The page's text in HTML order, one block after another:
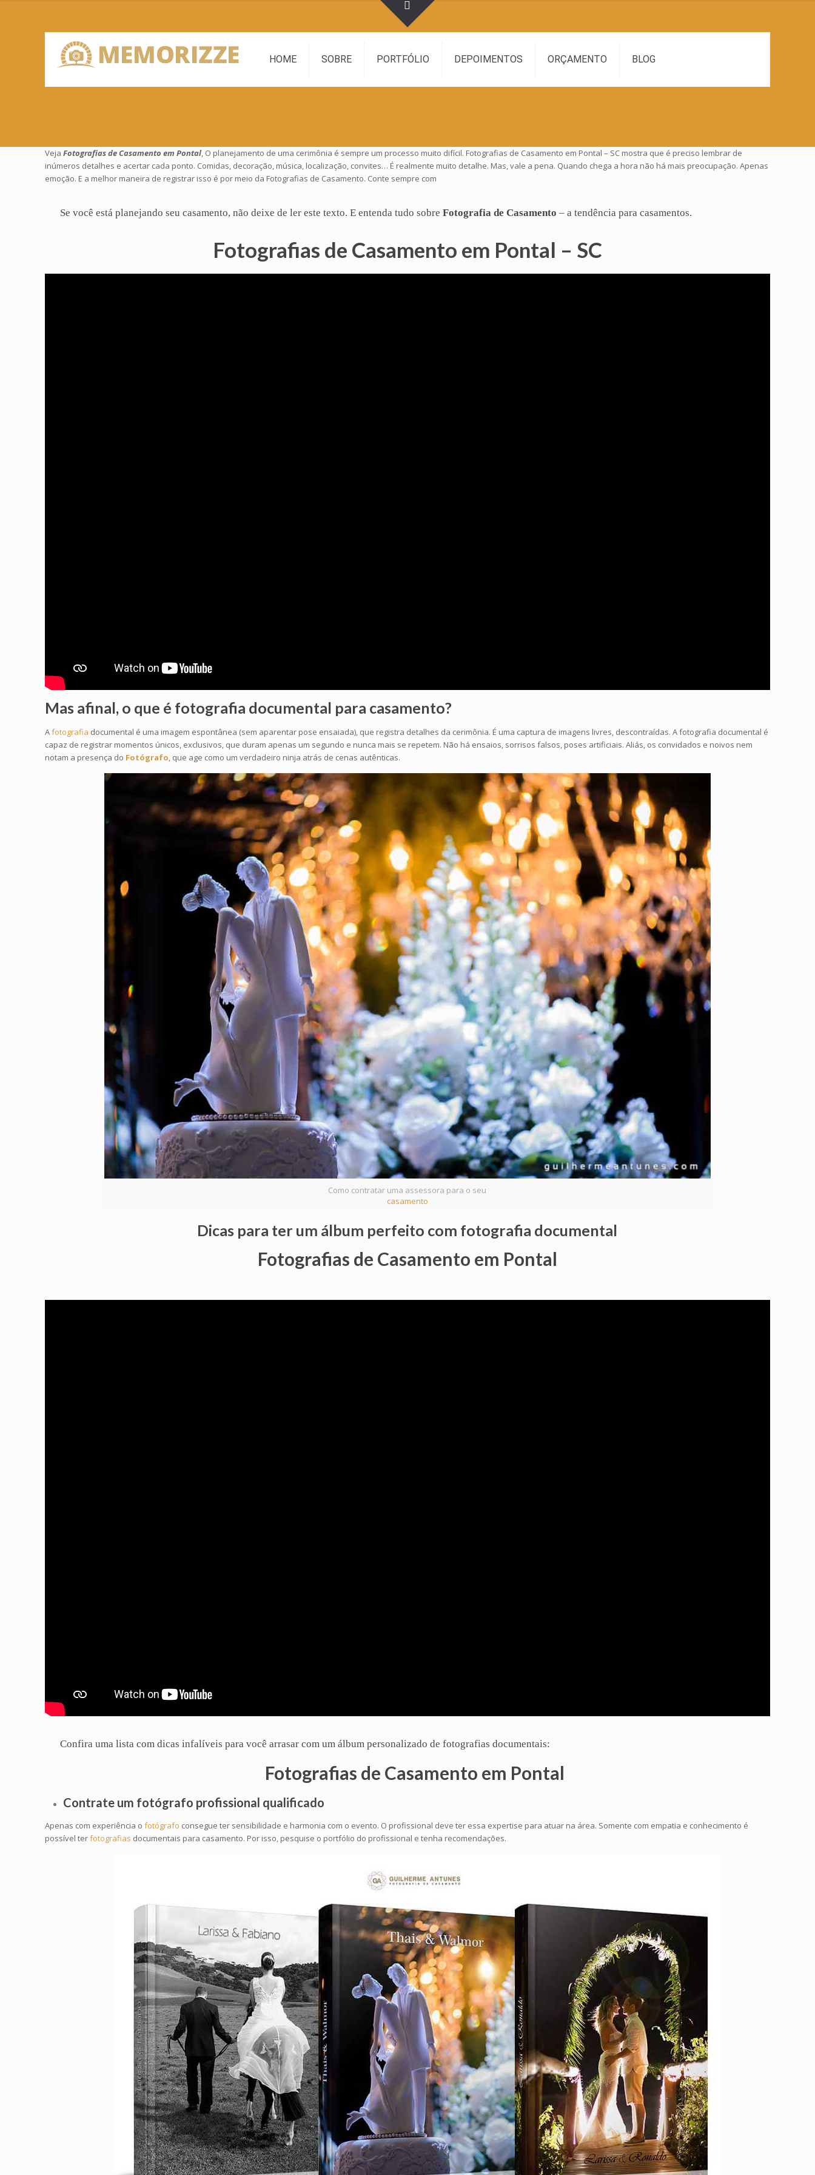
HOME SOBRE PORTFÓLIO DEPOIMENTOS ORÇAMENTO BLOG
VejaFotografias de Casamento em Pontal, O planejamento de uma cerimônia é sempre um processo muito difícil. Fotografias de Casamento em Pontal – SC mostra que é preciso lembrar de
inúmeros detalhes e acertar cada ponto. Comidas, decoração, música, localização, convites… É realmente muito detalhe. Mas, vale a pena. Quando chega a hora não há mais preocupação. Apenas
emoção. E a melhor maneira de registrar isso é por meio da Fotografias de Casamento. Conte sempre com
Se você está planejando seucasamento, não deixe de ler este texto. E entenda tudo sobreFotografia de Casamento – a tendência para casamentos.
Fotografias de Casamento em Pontal – SC
Mas afinal, o que é fotografia documental para casamento?
Afotografia documental é uma imagem espontânea (sem aparentar pose ensaiada), que registra detalhes da cerimônia. É uma captura de imagens livres, descontraídas. A fotografia documental é
capaz de registrar momentos únicos, exclusivos, que duram apenas um segundo e nunca mais se repetem. Não há ensaios, sorrisos falsos, poses artificiais. Aliás, os convidados e noivos nem
notam a presença do Fotógrafo, que age como um verdadeiro ninja atrás de cenas autênticas.
Como contratar uma assessora para o seu
casamento
Dicas para ter um álbum perfeito com fotografia documental
Fotografias de Casamento em Pontal
Confira uma lista com dicas infalíveis para você arrasar com umálbum personalizado de fotografias documentais:
Fotografias de Casamento em Pontal
Contrate um fotógrafo profissional qualificado
Apenas com experiência ofotógrafo consegue ter sensibilidade e harmonia com o evento. O profissional deve ter essa expertise para atuar na área. Somente com empatia e conhecimento é
possível terfotografias documentais para casamento. Por isso, pesquise o portfólio do profissional e tenha recomendações.